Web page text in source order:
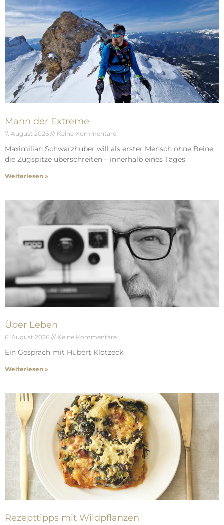
Mann der Extreme
7. August 2026 Keine Kommentare
Maximilian Schwarzhuber will als erster Mensch ohne Beine
die Zugspitze überschreiten – innerhalb eines Tages.
Weiterlesen »
Über Leben
6. August 2026 Keine Kommentare
Ein Gespräch mit Hubert Klotzeck.
Weiterlesen »
Rezepttipps mit Wildpflanzen